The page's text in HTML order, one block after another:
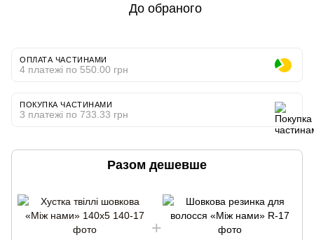
До обраного
ОПЛАТА ЧАСТИНАМИ
4 платежі по 550.00 грн
ПОКУПКА ЧАСТИНАМИ
3 платежі по 733.33 грн
Разом дешевше